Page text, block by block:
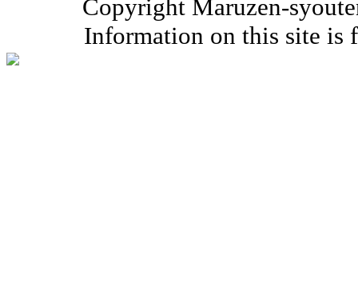
Copyright Maruzen-
Information on this site is